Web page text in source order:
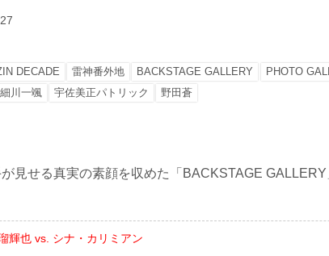
DECADE 雷神番外地 BACKSTAGE GALLERY PHOTO
細川一颯 宇佐美正パトリック 野田蒼
見せる真実の素顔を収めた「BACKSTAGE GALLERY
輝也 vs. シナ・カリミアン